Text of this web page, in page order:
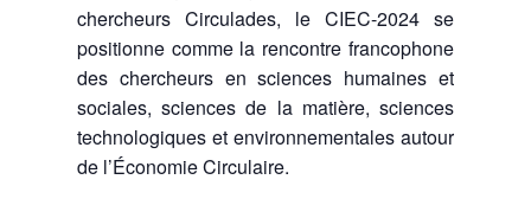
chercheurs Circulades, le CIEC-2024 se
positionne comme la rencontre francophone
des chercheurs en sciences humaines et
sociales, sciences de la matière, sciences
technologiques et environnementales autour
de l’Économie Circulaire.